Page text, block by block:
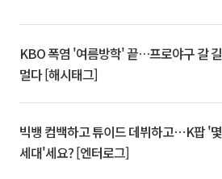
KBO 폭염 '여름방학' 끝…프로야구 갈 길
멀다 [해시태그]
빅뱅 컴백하고 튜이드 데뷔하고⋯K팝 '몇
세대'세요? [엔터로그]